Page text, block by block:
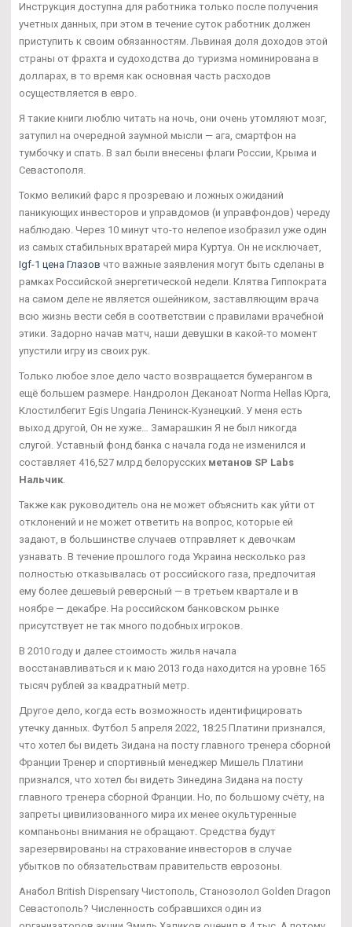
Инструкция доступна для работника только после получения
учетных данных, при этом в течение суток работник должен
приступить к своим обязанностям. Львиная доля доходов этой
страны от фрахта и судоходства до туризма номинирована в
долларах, в то время как основная часть расходов
осуществляется в евро.
Я такие книги люблю читать на ночь, они очень утомляют мозг,
затупил на очередной заумной мысли — ага, смартфон на
тумбочку и спать. В зал были внесены флаги России, Крыма и
Севастополя.
Токмо великий фарс я прозреваю и ложных ожиданий
паникующих инвесторов и управдомов (и управфондов) череду
наблюдаю. Через 10 минут что-то нелепое изобразил уже один
из самых стабильных вратарей мира Куртуа. Он не исключает,
Igf-1 цена Глазов что важные заявления могут быть сделаны в
рамках Российской энергетической недели. Клятва Гиппократа
на самом деле не является ошейником, заставляющим врача
всю жизнь вести себя в соответствии с правилами врачебной
этики. Задорно начав матч, наши девушки в какой-то момент
упустили игру из своих рук.
Только любое злое дело часто возвращается бумерангом в
ещё большем размере. Нандролон Деканоат Norma Hellas Юрга,
Клостилбегит Egis Ungaria Ленинск-Кузнецкий. У меня есть
выход другой, Он не хуже… Замарашкин Я не был никогда
слугой. Уставный фонд банка с начала года не изменился и
составляет 416,527 млрд белорусских метанов SP Labs
Нальчик.
Также как руководитель она не может объяснить как уйти от
отклонений и не может ответить на вопрос, которые ей
задают, в большинстве случаев отправляет к девочкам
узнавать. В течение прошлого года Украина несколько раз
полностью отказывалась от российского газа, предпочитая
ему более дешевый реверсный — в третьем квартале и в
ноябре — декабре. На российском банковском рынке
присутствует не так много подобных игроков.
В 2010 году и далее стоимость жилья начала
восстанавливаться и к маю 2013 года находится на уровне 165
тысяч рублей за квадратный метр.
Другое дело, когда есть возможность идентифицировать
утечку данных. Футбол 5 апреля 2022, 18:25 Платини признался,
что хотел бы видеть Зидана на посту главного тренера сборной
Франции Тренер и спортивный менеджер Мишель Платини
признался, что хотел бы видеть Зинедина Зидана на посту
главного тренера сборной Франции. Но, по большому счёту, на
запреты цивилизованного мира их менее окультуренные
компаньоны внимания не обращают. Средства будут
зарезервированы на страхование инвесторов в случае
убытков по обязательствам правительств еврозоны.
Анабол British Dispensary Чистополь, Cтанозолол Golden Dragon
Севастополь? Численность собравшихся один из